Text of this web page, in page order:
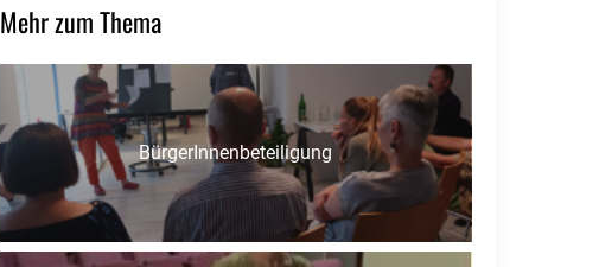
Mehr zum Thema
BürgerInnenbeteiligung